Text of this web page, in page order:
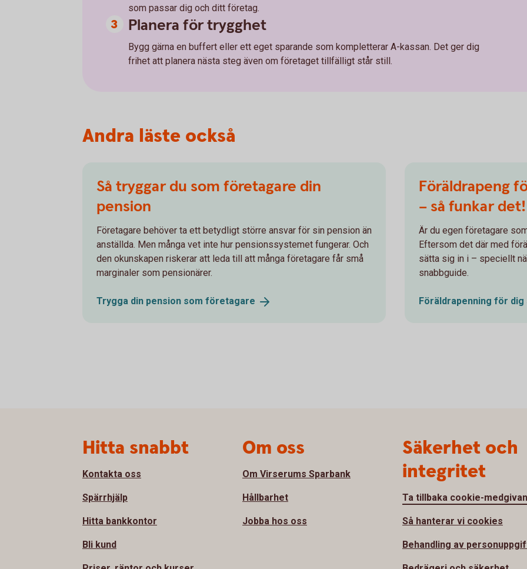
som passar dig och ditt företag.
Planera för trygghet
Bygg gärna en buffert eller ett eget sparande som kompletterar A-kassan. Det ger dig
frihet att planera nästa steg även om företaget tillfälligt står still.
Andra läste också
Så tryggar du som företagare din
pension
Företagare behöver ta ett betydligt större ansvar för sin pension än
anställda. Men många vet inte hur pensionssystemet fungerar. Och
den okunskapen riskerar att leda till att många företagare får små
marginaler som pensionärer.
Trygga din pension som företagare
Föräldrapeng
– så funkar det!
Är du egen företagare
Eftersom det där med
sätta sig in i – speciellt
snabbguide.
Föräldrapenning för
Hitta snabbt
Kontakta oss
Spärrhjälp
Hitta bankkontor
Bli kund
Om oss
Om Virserums Sparbank
Hållbarhet
Jobba hos oss
Säkerhet och
integritet
Ta tillbaka cookie-
Så hanterar vi cookies
Behandling av